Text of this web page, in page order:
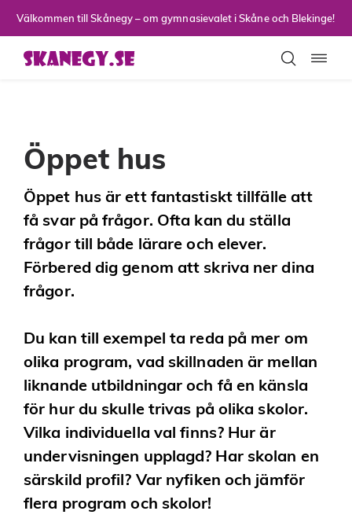
Välkommen till Skånegy – om gymnasievalet i Skåne och Blekinge!
Öppet hus
Öppet hus är ett fantastiskt tillfälle att
få svar på frågor. Ofta kan du ställa
frågor till både lärare och elever.
Förbered dig genom att skriva ner dina
frågor.
Du kan till exempel ta reda på mer om
olika program, vad skillnaden är mellan
liknande utbildningar och få en känsla
för hur du skulle trivas på olika skolor.
Vilka individuella val finns? Hur är
undervisningen upplagd? Har skolan en
särskild profil? Var nyfiken och jämför
flera program och skolor!